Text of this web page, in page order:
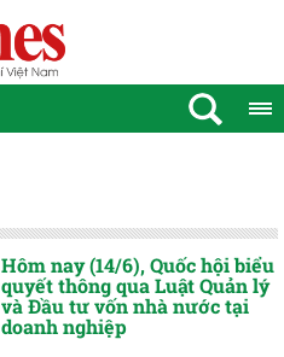
Hôm nay (14/6), Quốc hội biểu
quyết thông qua Luật Quản lý
và Đầu tư vốn nhà nước tại
doanh nghiệp